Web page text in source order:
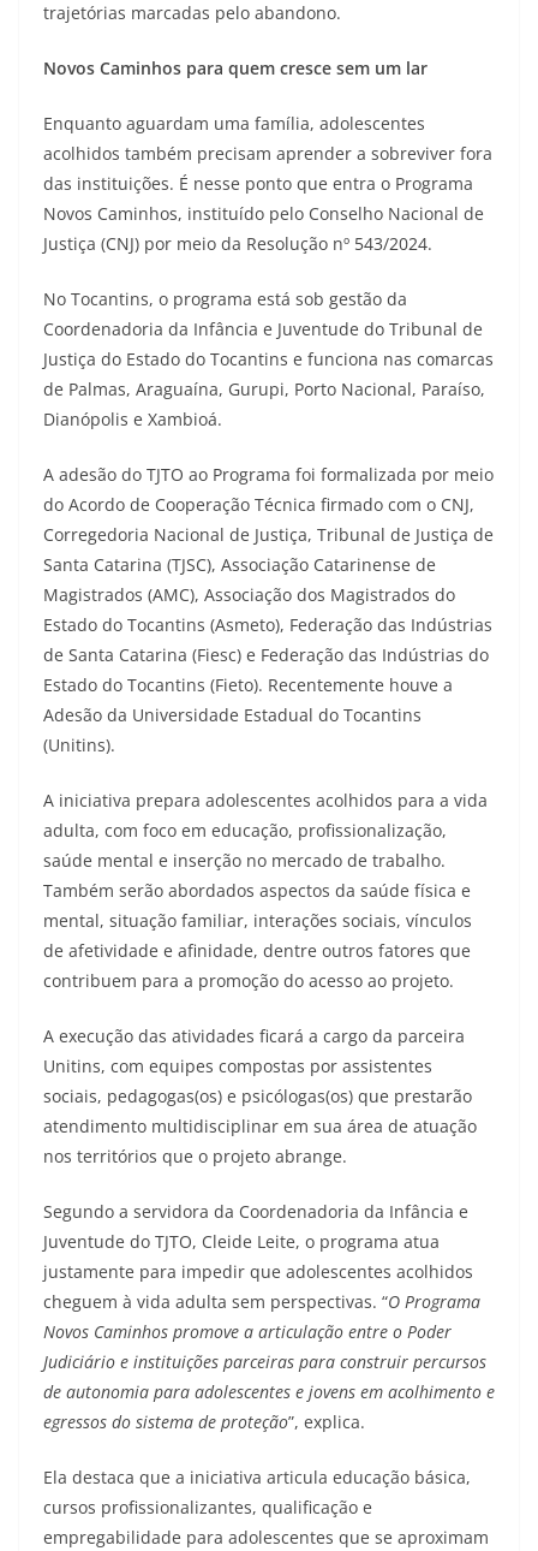
trajetórias marcadas pelo abandono.
Novos Caminhos para quem cresce sem um lar
Enquanto aguardam uma família, adolescentes
acolhidos também precisam aprender a sobreviver fora
das instituições. É nesse ponto que entra o Programa
Novos Caminhos, instituído pelo Conselho Nacional de
Justiça (CNJ) por meio da Resolução nº 543/2024.
No Tocantins, o programa está sob gestão da
Coordenadoria da Infância e Juventude do Tribunal de
Justiça do Estado do Tocantins e funciona nas comarcas
de Palmas, Araguaína, Gurupi, Porto Nacional, Paraíso,
Dianópolis e Xambioá.
A adesão do TJTO ao Programa foi formalizada por meio
do Acordo de Cooperação Técnica firmado com o CNJ,
Corregedoria Nacional de Justiça, Tribunal de Justiça de
Santa Catarina (TJSC), Associação Catarinense de
Magistrados (AMC), Associação dos Magistrados do
Estado do Tocantins (Asmeto), Federação das Indústrias
de Santa Catarina (Fiesc) e Federação das Indústrias do
Estado do Tocantins (Fieto). Recentemente houve a
Adesão da Universidade Estadual do Tocantins
(Unitins).
A iniciativa prepara adolescentes acolhidos para a vida
adulta, com foco em educação, profissionalização,
saúde mental e inserção no mercado de trabalho.
Também serão abordados aspectos da saúde física e
mental, situação familiar, interações sociais, vínculos
de afetividade e afinidade, dentre outros fatores que
contribuem para a promoção do acesso ao projeto.
A execução das atividades ficará a cargo da parceira
Unitins, com equipes compostas por assistentes
sociais, pedagogas(os) e psicólogas(os) que prestarão
atendimento multidisciplinar em sua área de atuação
nos territórios que o projeto abrange.
Segundo a servidora da Coordenadoria da Infância e
Juventude do TJTO, Cleide Leite, o programa atua
justamente para impedir que adolescentes acolhidos
cheguem à vida adulta sem perspectivas. “O Programa
Novos Caminhos promove a articulação entre o Poder
Judiciário e instituições parceiras para construir percursos
de autonomia para adolescentes e jovens em acolhimento e
egressos do sistema de proteção”, explica.
Ela destaca que a iniciativa articula educação básica,
cursos profissionalizantes, qualificação e
empregabilidade para adolescentes que se aproximam